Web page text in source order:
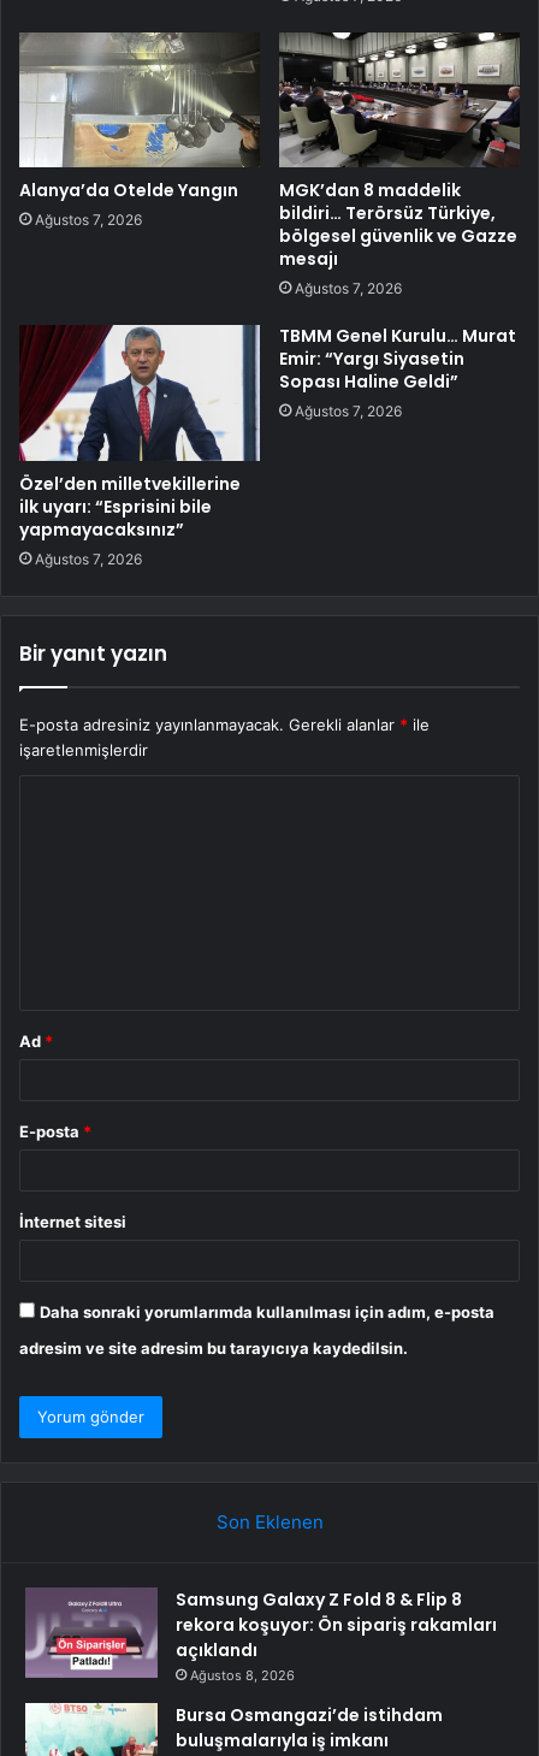
Alanya’da Otelde Yangın
Ağustos 7, 2026
MGK’dan 8 maddelik
bildiri… Terörsüz Türkiye,
bölgesel güvenlik ve Gazze
mesajı
Ağustos 7, 2026
Özel’den milletvekillerine
ilk uyarı: “Esprisini bile
yapmayacaksınız”
Ağustos 7, 2026
TBMM Genel Kurulu… Murat
Emir: “Yargı Siyasetin
Sopası Haline Geldi”
Ağustos 7, 2026
Bir yanıt yazın
E-posta adresiniz yayınlanmayacak. Gerekli alanlar * ile
işaretlenmişlerdir
Ad *
E-posta *
İnternet sitesi
Daha sonraki yorumlarımda kullanılması için adım, e-posta
adresim ve site adresim bu tarayıcıya kaydedilsin.
Son Eklenen
Samsung Galaxy Z Fold 8 & Flip 8
rekora koşuyor: Ön sipariş rakamları
açıklandı
Ağustos 8, 2026
Bursa Osmangazi’de istihdam
buluşmalarıyla iş imkanı